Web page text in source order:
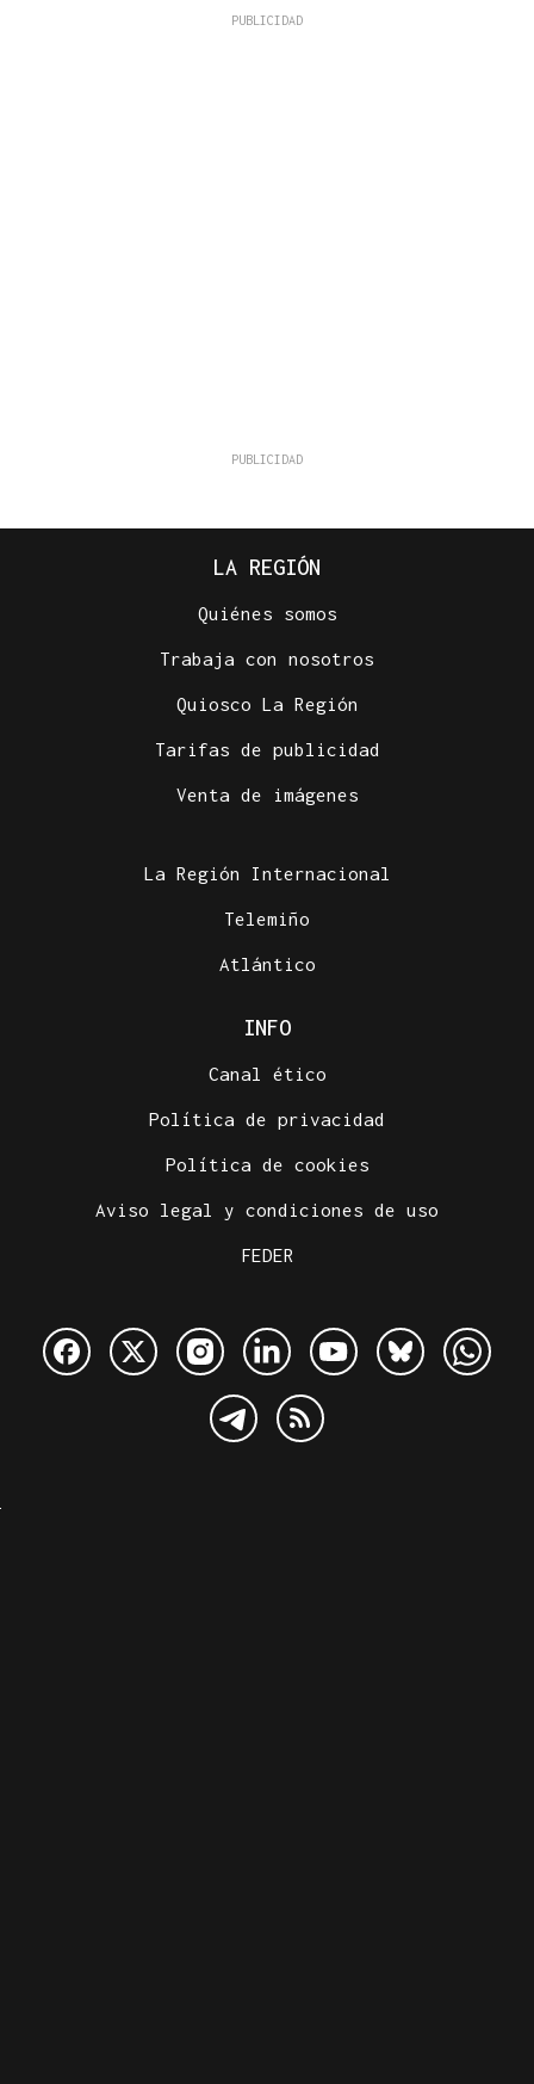
LA REGIÓN
Quiénes somos
Trabaja con nosotros
Quiosco La Región
Tarifas de publicidad
Venta de imágenes
La Región Internacional
Telemiño
Atlántico
INFO
Canal ético
Política de privacidad
Política de cookies
Aviso legal y condiciones de uso
FEDER